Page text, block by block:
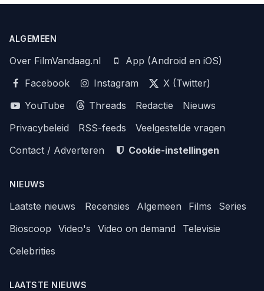
ALGEMEEN
Over FilmVandaag.nl
App (Android en iOS)
Facebook
Instagram
X (Twitter)
YouTube
Threads Redactie
Nieuws
Privacybeleid
RSS-feeds
Veelgestelde vragen
Contact / Adverteren
Cookie-instellingen
NIEUWS
Laatste nieuws Recensies Algemeen Films
Series
Bioscoop
Video's Video on demand
Televisie
Celebrities
LAATSTE NIEUWS